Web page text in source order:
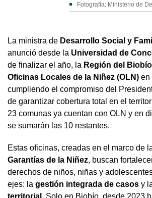
Fotografía: Ministerio de
La ministra de Desarrollo Social y
anunció desde la Universidad de
de finalizar el año, la Región del Biobío
Oficinas Locales de la Niñez (OLN) en
cumpliendo el compromiso del
de garantizar cobertura total en el
23 comunas ya cuentan con OLN y en
se sumarán las 10 restantes.
Estas oficinas, creadas en el marco de
Garantías de la Niñez, buscan
derechos de niños, niñas y
ejes: la gestión integrada de casos y
territorial . Solo en Biobío, desde 2023